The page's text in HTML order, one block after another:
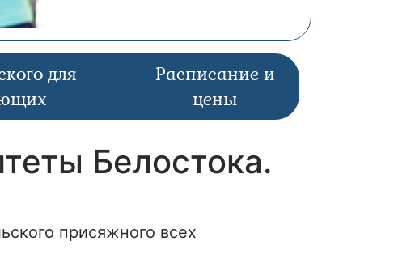
для
Расписание и
цены
Белостока.
присяжного всех